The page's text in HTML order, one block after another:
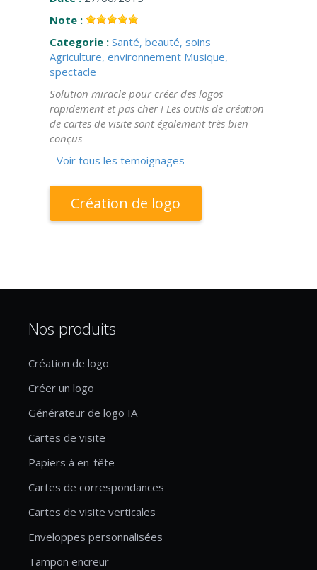
Note :
Categorie : Santé, beauté, soins
Agriculture, environnement Musique,
spectacle
Solution miracle pour créer des logos
rapidement et pas cher ! Les outils de création
de cartes de visite sont également très bien
conçus
- Voir tous les temoignages
Création de logo
Nos produits
Création de logo
Créer un logo
Générateur de logo IA
Cartes de visite
Papiers à en-tête
Cartes de correspondances
Cartes de visite verticales
Enveloppes personnalisées
Tampon encreur